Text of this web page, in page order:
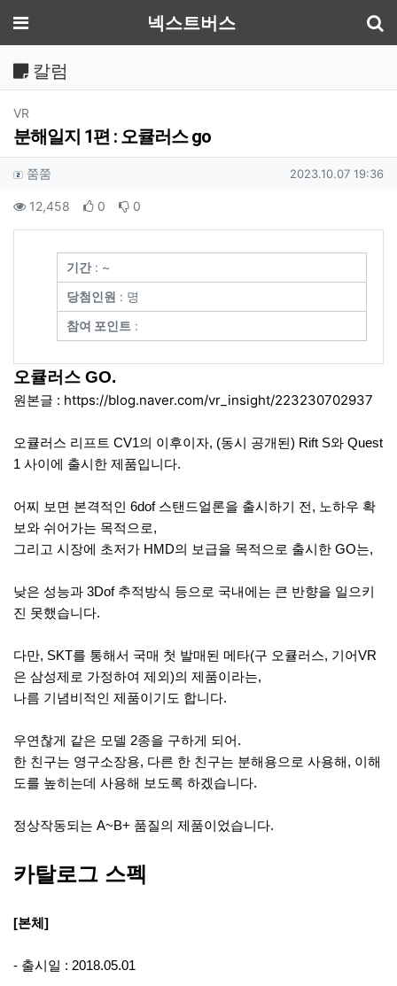
메뉴 넥스트버스
칼럼
VR
분해일지 1편 : 오큘러스 go
작성자 정보
쭘쭘 작성일
2023.10.07 19:36
컨텐츠 정보
12,458 조회 0 추천 0
기간: ~
당첨인원 : 명
참여 포인트 :
오큘러스 GO.
원본글 : https://blog.naver.com/vr_insight/223230702937
오큘러스 리프트 CV1의 이후이자, (동시 공개된) Rift S와 Quest
1 사이에 출시한 제품입니다.
어찌 보면 본격적인 6dof 스탠드얼론을 출시하기 전, 노하우 확
보와 쉬어가는 목적으로,
그리고 시장에 초저가 HMD의 보급을 목적으로 출시한 GO는,
낮은 성능과 3Dof 추적방식 등으로 국내에는 큰 반향을 일으키
진 못했습니다.
다만, SKT를 통해서 국매 첫 발매된 메타(구 오큘러스, 기어VR
은 삼성제로 가정하여 제외)의 제품이라는,
나름 기념비적인 제품이기도 합니다.
우연찮게 같은 모델 2종을 구하게 되어.
한 친구는 영구소장용, 다른 한 친구는 분해용으로 사용해, 이해
도를 높히는데 사용해 보도록 하겠습니다.
정상작동되는 A~B+ 품질의 제품이었습니다.
카탈로그 스펙
[본체]
- 출시일 : 2018.05.01